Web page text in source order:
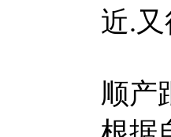
近.
顺产